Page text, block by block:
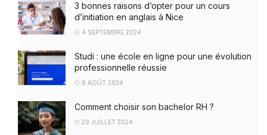
3 bonnes raisons d’opter pour un cours
d’initiation en anglais à Nice
4 SEPTEMBRE 2024
Studi : une école en ligne pour une évolution
professionnelle réussie
8 AOÛT 2024
Comment choisir son bachelor RH ?
29 JUILLET 2024